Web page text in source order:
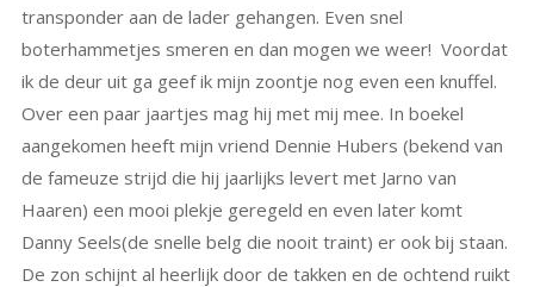
transponder aan de lader gehangen. Even snel
boterhammetjes smeren en dan mogen we weer! Voordat
ik de deur uit ga geef ik mijn zoontje nog even een knuffel.
Over een paar jaartjes mag hij met mij mee. In boekel
aangekomen heeft mijn vriend Dennie Hubers (bekend van
de fameuze strijd die hij jaarlijks levert met Jarno van
Haaren) een mooi plekje geregeld en even later komt
Danny Seels(de snelle belg die nooit traint) er ook bij staan.
De zon schijnt al heerlijk door de takken en de ochtend ruikt